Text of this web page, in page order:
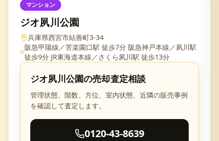
マンション
ジオ夙川公園
兵庫県西宮市結善町3-34
阪急甲陽線／苦楽園口駅 徒歩7分 阪急神戸本線／夙川駅
徒歩9分 JR東海道本線／さくら夙川駅 徒歩13分
ジオ夙川公園の売却査定相談
管理状態、階数、方位、室内状態、近隣の販売事例
を確認して査定します。
0120-43-8639